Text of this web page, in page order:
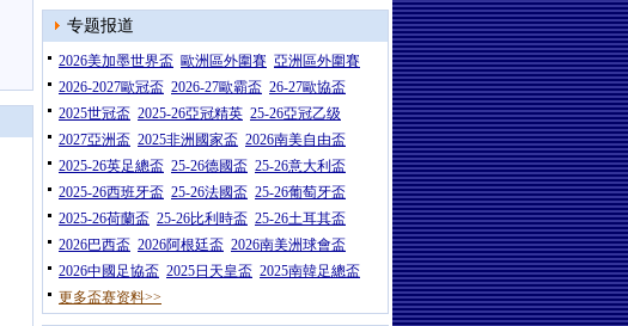
专题报道
2026美加墨世界盃 歐洲區外圍賽 亞洲區外圍賽
2026-2027歐冠盃 2026-27歐霸盃 26-27歐協盃
2025世冠盃 2025-26亞冠精英 25-26亞冠乙级
2027亞洲盃 2025非洲國家盃 2026南美自由盃
2025-26英足總盃 25-26德國盃 25-26意大利盃
2025-26西班牙盃 25-26法國盃 25-26葡萄牙盃
2025-26荷蘭盃 25-26比利時盃 25-26土耳其盃
2026巴西盃 2026阿根廷盃 2026南美洲球會盃
2026中國足協盃 2025日天皇盃 2025南韓足總盃
更多盃赛资料>>